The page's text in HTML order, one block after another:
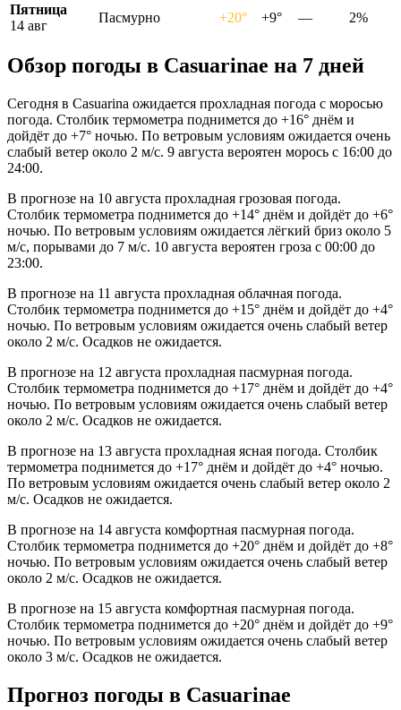
Пятница
14 авг
Пасмурно +20° +9° — 2%
Обзор погоды в Casuarinaе на 7 дней
Сегодня в Casuarina ожидается прохладная погода с моросью
погода. Столбик термометра поднимется до +16° днём и
дойдёт до +7° ночью. По ветровым условиям ожидается очень
слабый ветер около 2 м/с. 9 августа вероятен морось с 16:00 до
24:00.
В прогнозе на 10 августа прохладная грозовая погода.
Столбик термометра поднимется до +14° днём и дойдёт до +6°
ночью. По ветровым условиям ожидается лёгкий бриз около 5
м/с, порывами до 7 м/с. 10 августа вероятен гроза с 00:00 до
23:00.
В прогнозе на 11 августа прохладная облачная погода.
Столбик термометра поднимется до +15° днём и дойдёт до +4°
ночью. По ветровым условиям ожидается очень слабый ветер
около 2 м/с. Осадков не ожидается.
В прогнозе на 12 августа прохладная пасмурная погода.
Столбик термометра поднимется до +17° днём и дойдёт до +4°
ночью. По ветровым условиям ожидается очень слабый ветер
около 2 м/с. Осадков не ожидается.
В прогнозе на 13 августа прохладная ясная погода. Столбик
термометра поднимется до +17° днём и дойдёт до +4° ночью.
По ветровым условиям ожидается очень слабый ветер около 2
м/с. Осадков не ожидается.
В прогнозе на 14 августа комфортная пасмурная погода.
Столбик термометра поднимется до +20° днём и дойдёт до +8°
ночью. По ветровым условиям ожидается очень слабый ветер
около 2 м/с. Осадков не ожидается.
В прогнозе на 15 августа комфортная пасмурная погода.
Столбик термометра поднимется до +20° днём и дойдёт до +9°
ночью. По ветровым условиям ожидается очень слабый ветер
около 3 м/с. Осадков не ожидается.
Прогноз погоды в Casuarinaе